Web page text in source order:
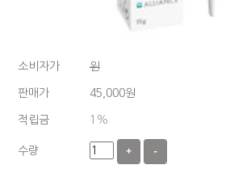
소비자가 원
판매가 45,000원
적립금 1%
수량 + -